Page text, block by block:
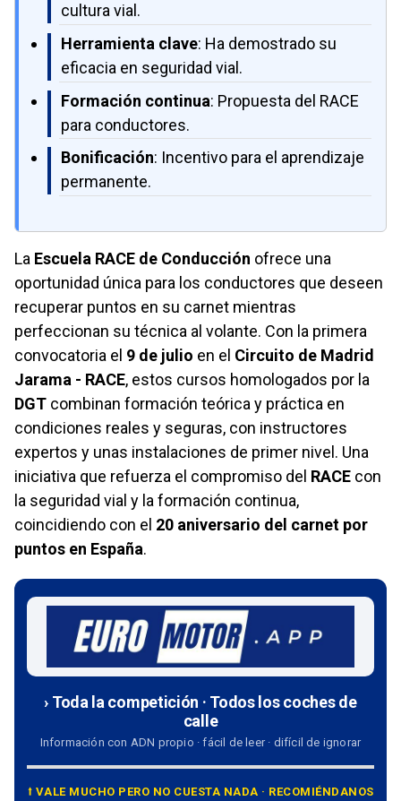
cultura vial.
Herramienta clave: Ha demostrado su
eficacia en seguridad vial.
Formación continua: Propuesta del RACE
para conductores.
Bonificación: Incentivo para el aprendizaje
permanente.
La Escuela RACE de Conducción ofrece una
oportunidad única para los conductores que deseen
recuperar puntos en su carnet mientras
perfeccionan su técnica al volante. Con la primera
convocatoria el 9 de julio en el Circuito de Madrid
Jarama - RACE, estos cursos homologados por la
DGT combinan formación teórica y práctica en
condiciones reales y seguras, con instructores
expertos y unas instalaciones de primer nivel. Una
iniciativa que refuerza el compromiso del RACE con
la seguridad vial y la formación continua,
coincidiendo con el 20 aniversario del carnet por
puntos en España.
› Toda la competición · Todos los coches de
calle
Información con ADN propio · fácil de leer · difícil de ignorar
⭡ VALE MUCHO PERO NO CUESTA NADA · RECOMIÉNDANOS